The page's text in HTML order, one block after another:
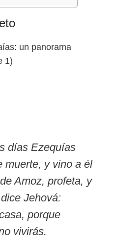
un panorama
1)
días Ezequías
muerte, y vino a él
Amoz, profeta, y
Jehová:
porque
vivirás.